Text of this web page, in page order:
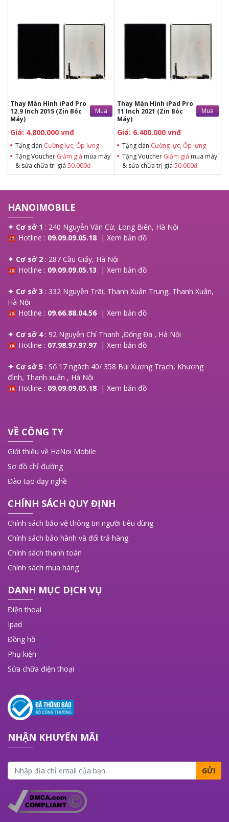
Thay Màn Hình iPad Pro
12.9 Inch 2015 (Zin Bóc
Máy)
Mua
Giá: 4.800.000 vnđ
Tặng dán Cường lực, Ốp lưng
Tặng Voucher Giảm giá mua máy
& sửa chữa trị giá 50.000đ
Tặng dán Cường lực, Ốp lưng khi
Tặng Voucher Giảm giá mua máy
Tặng Voucher Giảm giá mua máy
& sửa chữa trị giá 50.000đ
Thay Màn Hình iPad Pro
11 Inch 2021 (Zin Bóc
Máy)
Mua
Giá: 6.400.000 vnđ
Tặng dán Cường lực, Ốp lưng
Tặng Voucher Giảm giá mua máy
& sửa chữa trị giá 50.000đ
Tặng dán Cường lực, Ốp lưng khi
Tặng Voucher Giảm giá mua máy
Tặng Voucher Giảm giá mua máy
& sửa chữa trị giá 50.000đ
HANOIMOBILE
✦ Cơ sở 1 : 240 Nguyễn Văn Cừ, Long Biên, Hà Nội
☎ Hotline : 09.09.09.05.18 | Xem bản đồ
✦ Cơ sở 2 : 287 Cầu Giấy, Hà Nội
☎ Hotline : 09.09.09.05.13 | Xem bản đồ
✦ Cơ sở 3 : 332 Nguyễn Trãi, Thanh Xuân Trung, Thanh Xuân,
Hà Nội
☎ Hotline : 09.66.88.04.56 | Xem bản đồ
✦ Cơ sở 4: 92 Nguyễn Chí Thanh ,Đống Đa , Hà Nội
☎ Hotline : 07.98.97.97.97 | Xem bản đồ
✦ Cơ sở 5 : Số 17 ngách 40/ 358 Bùi Xương Trạch, Khương
đình, Thanh xuân , Hà Nội
☎ Hotline : 09.09.09.05.18 | Xem bản đồ
VỀ CÔNG TY
Giới thiệu về HaNoi Mobile
Sơ đồ chỉ đường
Đào tạo dạy nghề
CHÍNH SÁCH QUY ĐỊNH
Chính sách bảo vệ thông tin người tiêu dùng
Chính sách bảo hành và đổi trả hàng
Chính sách thanh toán
Chính sách mua hàng
DANH MỤC DỊCH VỤ
Điện thoại
Ipad
Đồng hồ
Phụ kiện
Sửa chữa điện thoại
NHẬN KHUYẾN MÃI
GỬI